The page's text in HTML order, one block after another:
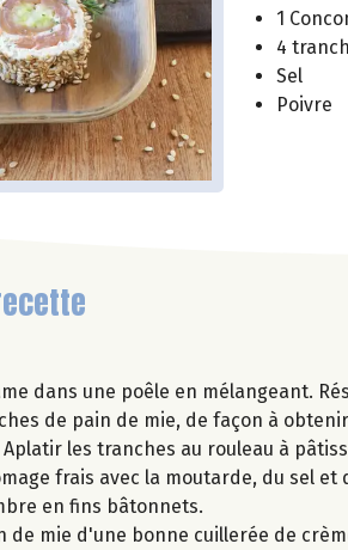
1
4
Sel
Poivre
dans une poêle en mélangeant.
de pain de mie, de façon à
Aplatir les tranches au rouleau à
frais avec la moutarde, du sel
en fins bâtonnets.
de mie d'une bonne cuillerée de